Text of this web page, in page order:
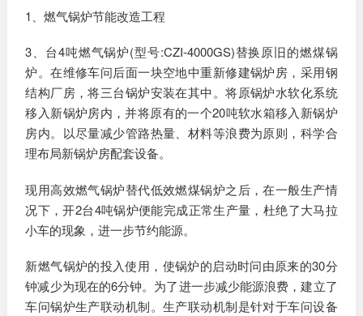
1、燃气锅炉节能改造工程
3、台4吨燃气锅炉(型号:CZI-4000GS)替换原旧的燃煤锅
炉。在维修车问后面一块空地中重新修建锅炉房，采用钢
结构厂房，将三台锅炉安装在其中。将原锅炉水软化系统
移入新锅炉房内，并将原有的一个20吨软水箱移入新锅炉
房内。以尽量减少管路热量、材料等浪费为原则，科学合
理布局新锅炉房配套设备。
现用高效燃气锅炉替代低效燃煤锅炉之后，在一般生产情
况下，开2台4吨锅炉便能完成正常生产量，杜绝了大马拉
小车的现象，进一步节约能源。
新燃气锅炉的投入使用，使锅炉的启动时问由原来的30分
钟减少为现在的6分钟。为了进一步减少能源浪费，建立了
车问锅炉生产联动机制。生产联动机制是针对于车问设备